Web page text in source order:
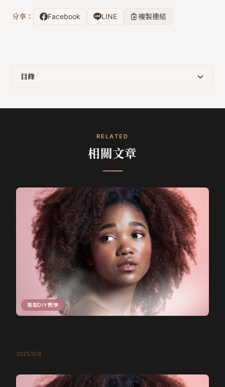
分享： Facebook LINE 複製連結
目錄
RELATED
相關文章
髮型DIY教學
2025/6/9